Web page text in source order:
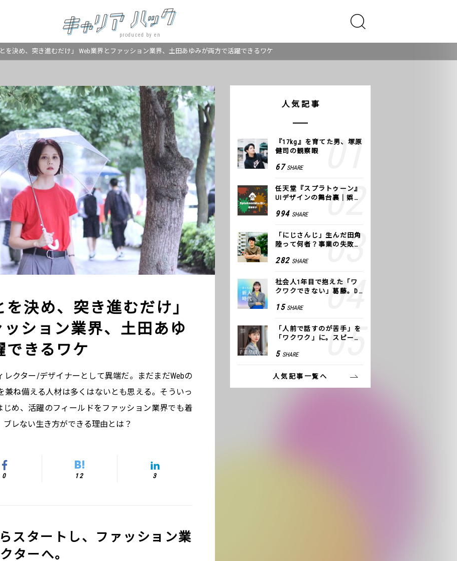
produced by en
を決め、突き進むだけ」 Web業界とファッション業界、土田あゆみが両方で活躍できるワケ
を決め、突き進むだけ」
ッション業界、土田あゆ
できるワケ
クター/デザイナーとして異端だ。まだまだWebの
兼ね備える人材は多くはないとも思える。そういっ
じめ、活躍のフィールドをファッション業界でも着
レない生き方ができる理由とは？
0 12 3
スタートし、ファッション業
ターへ。
人気記事
『17kg』を育てた男、塚原
健司の観察眼
67 SHARE
任天堂『スプラトゥーン』
UIデザインの舞台裏｜娯楽
994 SHARE
「にじさんじ」生んだ田角
陸って何者？事業の失敗
COLOR
282 SHARE
社会人1年目で抱えた「ワ
クワクできない」葛藤。De
つけた、私の生きる道
15 SHARE
「人前で話すのが苦手」を
「ワクワク」に。スピーチ
方トレーニング」に込めた
5 SHARE
人気記事一覧へ